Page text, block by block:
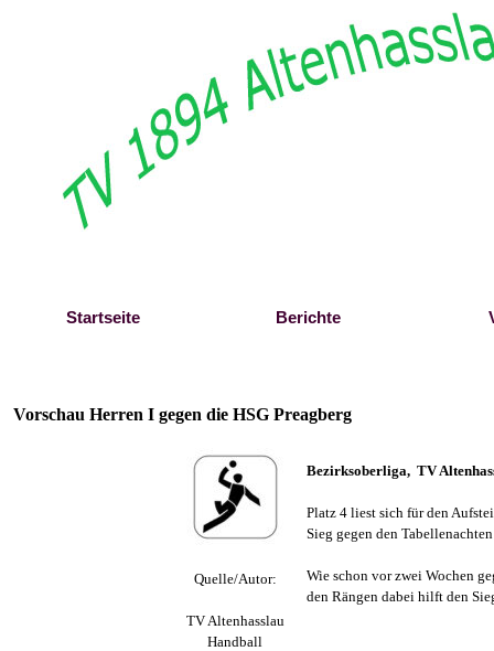
Startseite Berichte
Vorschau Herren I gegen die HSG Preagberg
Quelle/Autor:
TV Altenhasslau
Handball
Bezirksoberliga, TV
Platz 4 liest sich für den
Sieg gegen den Tabellenachten
Wie schon vor zwei Wochen
den Rängen dabei hilft den